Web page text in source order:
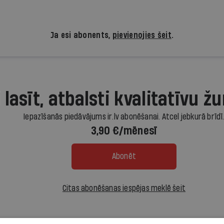
Ja esi abonents, pievienojies šeit.
lasīt, atbalsti kvalitatīvu
Iepazīšanās piedāvājums ir.lv abonēšanai. Atcel jebkurā brīdī.
3,90 €/mēnesī
Abonēt
Citas abonēšanas iespējas meklē šeit